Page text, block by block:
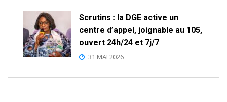
Scrutins : la DGE active un
centre d’appel, joignable au 105,
ouvert 24h/24 et 7j/7
31 MAI 2026